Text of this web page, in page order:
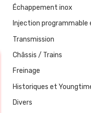
Échappement inox
Injection
Transmission
Châssis / Trains
Freinage
Historiques et
Divers